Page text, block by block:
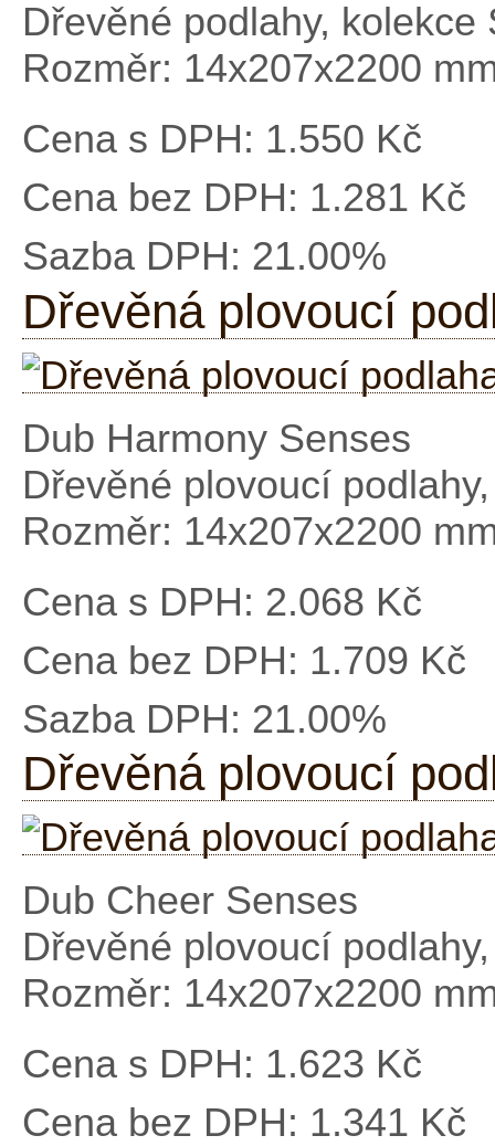
Dřevěné podlahy, kolekce
Rozměr: 14x207x2200
Cena s DPH: 1.550 Kč
Cena bez DPH: 1.281 Kč
Sazba DPH: 21.00%
Dřevěná plovoucí
Dub Harmony Senses
Dřevěné plovoucí
Rozměr: 14x207x2200
Cena s DPH: 2.068 Kč
Cena bez DPH: 1.709 Kč
Sazba DPH: 21.00%
Dřevěná plovoucí
Dub Cheer Senses
Dřevěné plovoucí
Rozměr: 14x207x2200
Cena s DPH: 1.623 Kč
Cena bez DPH: 1.341 Kč